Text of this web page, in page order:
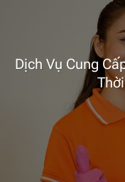
Dịch Vụ Cung